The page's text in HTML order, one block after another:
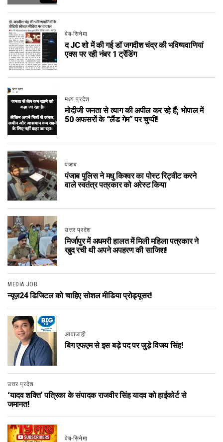
वेब-सिनेमा
द JC शो में की गई डॉ जगदीश चंद्र की भविष्यवाणियां
एक्स पर रही नंबर 1 ट्रेंडिंग
मध्य प्रदेश
मोदीजी जनता से त्याग की अपील कर रहे हैं; भोपाल में
50 अफसरों के “लैंड गेम” पर चुप्पी!
पंजाब
पंजाब पुलिस ने मधु किश्वर का पोस्ट रिट्वीट करने
वाले स्वतंत्र पत्रकार को अरेस्ट किया
उत्तर प्रदेश
मिर्जापुर में अधमरी हालत में मिली महिला पत्रकार ने
खुद रची थी अपने अपहरण की साजिश!
MEDIA JOB
न्यूज़24 डिजिटल को चाहिए सोशल मीडिया प्रोड्यूसर!
आवाजाही
बिग एफएम से इस बड़े पद पर जुड़े विजय सिंह!
उत्तर प्रदेश
‘यादव शक्ति’ पत्रिका के संपादक राजवीर सिंह यादव को हाईकोर्ट से
जमानत!
वेब-सिनेमा